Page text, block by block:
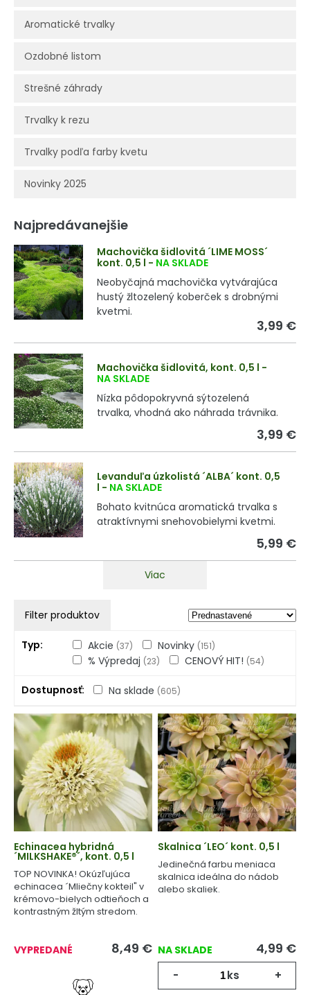
Aromatické trvalky
Ozdobné listom
Strešné záhrady
Trvalky k rezu
Trvalky podľa farby kvetu
Novinky 2025
Najpredávanejšie
Machovička šidlovitá ´LIME MOSS´
kont. 0,5 l - NA SKLADE
Neobyčajná machovička vytvárajúca
hustý žltozelený koberček s drobnými
kvetmi.
3,99 €
Machovička šidlovitá, kont. 0,5 l -
NA SKLADE
Nízka pôdopokryvná sýtozelená
trvalka, vhodná ako náhrada trávnika.
3,99 €
Levanduľa úzkolistá ´ALBA´ kont. 0,5
l - NA SKLADE
Bohato kvitnúca aromatická trvalka s
atraktívnymi snehovobielymi kvetmi.
5,99 €
Viac
Filter produktov
Typ Akcie (37) Novinky (151)
% Výpredaj (23) CENOVÝ HIT! (54)
Dostupnosť Na sklade (605)
Echinacea hybridná
´MILKSHAKE®´, kont. 0,5 l
TOP NOVINKA! Okúzľujúca
echinacea ´Mliečny kokteil" v
krémovo-bielych odtieňoch a
kontrastným žltým stredom.
VYPREDANÉ 8,49 €
Skalnica ´LEO´ kont. 0,5 l
Jedinečná farbu meniaca
skalnica ideálna do nádob
alebo skaliek.
NA SKLADE 4,99 €
- ks +